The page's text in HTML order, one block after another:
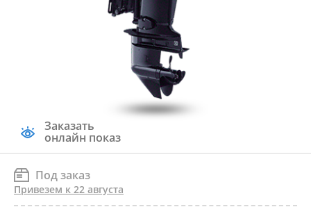
Заказать
онлайн показ
Под заказ
Привезем к 22 августа